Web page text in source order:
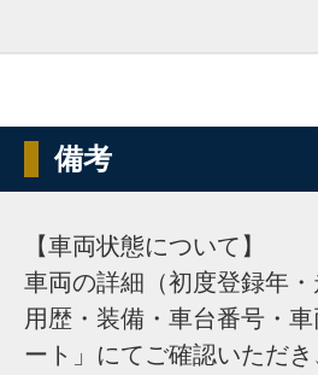
備考
【車両状態について】
車両の詳細（初度登録年
用歴・装備・車台番号・
ート」にてご確認いただ